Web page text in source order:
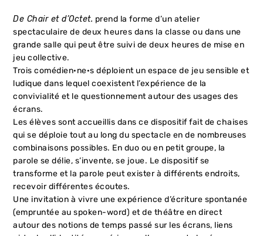
De Chair et d’Octet. prend la forme d’un atelier
spectaculaire de deux heures dans la classe ou dans une
grande salle qui peut être suivi de deux heures de mise en
jeu collective.
Trois comédien·ne·s déploient un espace de jeu sensible et
ludique dans lequel coexistent l’expérience de la
convivialité et le questionnement autour des usages des
écrans.
Les élèves sont accueillis dans ce dispositif fait de chaises
qui se déploie tout au long du spectacle en de nombreuses
combinaisons possibles. En duo ou en petit groupe, la
parole se délie, s’invente, se joue. Le dispositif se
transforme et la parole peut exister à différents endroits,
recevoir différentes écoutes.
Une invitation à vivre une expérience d’écriture spontanée
(empruntée au spoken-word) et de théâtre en direct
autour des notions de temps passé sur les écrans, liens